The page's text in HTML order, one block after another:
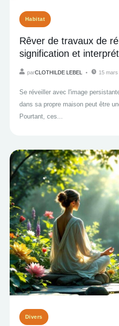
Habitat
Rêver de travaux de
signification et
parCLOTHILDE LEBEL 15
Se réveiller avec l'image
dans sa propre maison peut être
Pourtant, ces...
Divers